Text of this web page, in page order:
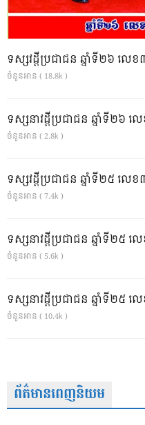
ទស្សវដ្តីប្រជាជន ឆ្នាំទី២៦ លេ
ចំនួនអាន ( 18.8k )
ទស្សនាវដ្ដីប្រជាជន ឆ្នាំទី២៦
ចំនួនអាន ( 2.8k )
ទស្សវដ្តីប្រជាជន ឆ្នាំទី២៥ ល
ចំនួនអាន ( 7.4k )
ទស្សនាវដ្ដីប្រជាជន ឆ្នាំទី២៥
ចំនួនអាន ( 5.6k )
ទស្សនាវដ្ដីប្រជាជន ឆ្នាំទី២៥
ចំនួនអាន ( 10.4k )
ព័ត៌មានពេញនិយម